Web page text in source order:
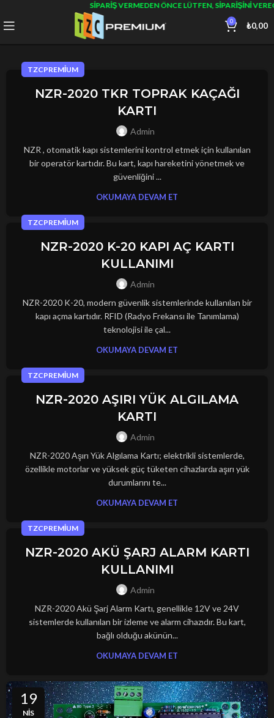
SIPARIŞ VERMEDEN ÖNCE LÜTFEN, SIPARIŞINI
0 ₺0,00
TZCPREMIUM
NZR-2020 TKR TOPRAK KAÇAĞI
KARTI
Admin
NZR , otomatik kapı sistemlerini kontrol etmek için kullanılan
bir operatör kartıdır. Bu kart, kapı hareketini yönetmek ve
güvenliğini ...
OKUMAYA DEVAM ET
TZCPREMIUM
NZR-2020 K-20 KAPI AÇ KARTI
KULLANIMI
Admin
NZR-2020 K-20, modern güvenlik sistemlerinde kullanılan bir
kapı açma kartıdır. RFID (Radyo Frekansı ile Tanımlama)
teknolojisi ile çal...
OKUMAYA DEVAM ET
TZCPREMIUM
NZR-2020 AŞIRI YÜK ALGILAMA
KARTI
Admin
NZR-2020 Aşırı Yük Algılama Kartı; elektrikli sistemlerde,
özellikle motorlar ve yüksek güç tüketen cihazlarda aşırı yük
durumlarını te...
OKUMAYA DEVAM ET
TZCPREMIUM
NZR-2020 AKÜ ŞARJ ALARM KARTI
KULLANIMI
Admin
NZR-2020 Akü Şarj Alarm Kartı, genellikle 12V ve 24V
sistemlerde kullanılan bir izleme ve alarm cihazıdır. Bu kart,
bağlı olduğu akünün...
OKUMAYA DEVAM ET
19
NIS